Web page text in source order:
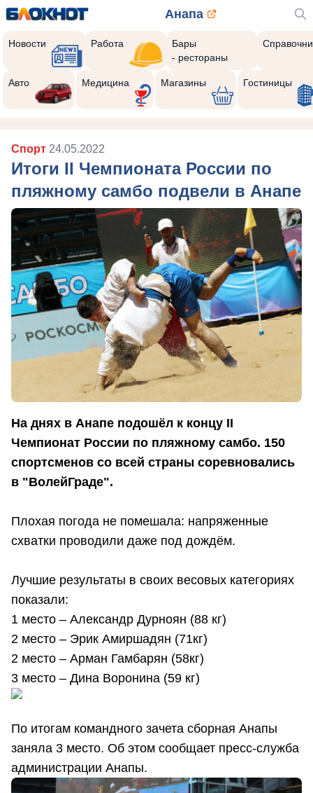
Анапа
Новости Работа
Бары
- рестораны
Авто Медицина Магазины Гостиницы
Спорт 24.05.2022
Итоги II Чемпионата России по
пляжному самбо подвели в Анапе
На днях в Анапе подошёл к концу II
Чемпионат России по пляжному самбо. 150
спортсменов со всей страны соревновались
в "ВолейГраде".
Плохая погода не помешала: напряженные
схватки проводили даже под дождём.
Лучшие результаты в своих весовых категориях
показали:
1 место – Александр Дурноян (88 кг)
2 место – Эрик Амиршадян (71кг)
2 место – Арман Гамбарян (58кг)
3 место – Дина Воронина (59 кг)
По итогам командного зачета сборная Анапы
заняла 3 место. Об этом сообщает пресс-служба
администрации Анапы.